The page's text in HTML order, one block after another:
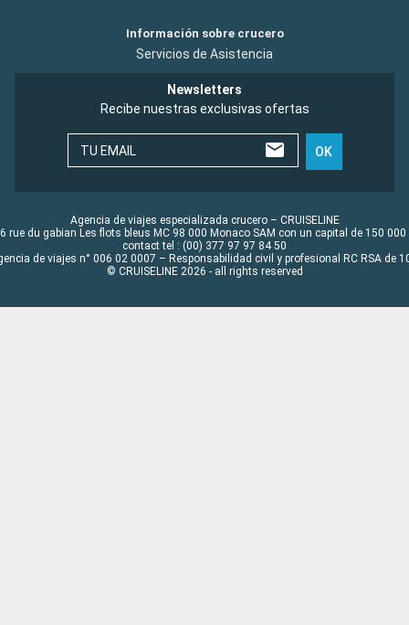
Información sobre crucero
Servicios de Asistencia
Newsletters
Recibe nuestras exclusivas ofertas
TU EMAIL OK
Agencia de viajes especializada crucero – CRUISELINE
rue du gabian Les flots bleus MC 98 000 Monaco SAM con un capital de 150 000
contact tel : (00) 377 97 97 84 50
de viajes n° 006 02 0007 – Responsabilidad civil y profesional RC RSA de
© CRUISELINE 2026 - all rights reserved